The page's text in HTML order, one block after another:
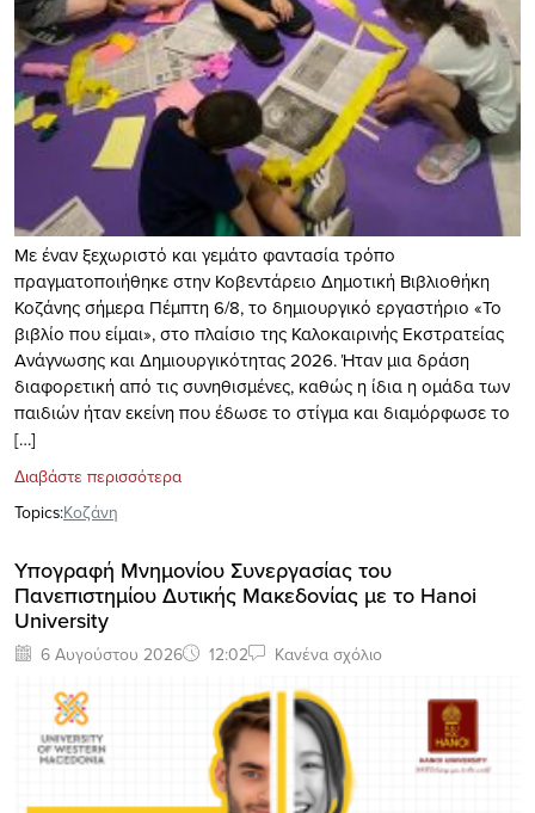
Με έναν ξεχωριστό και γεμάτο φαντασία τρόπο
πραγματοποιήθηκε στην Κοβεντάρειο Δημοτική Βιβλιοθήκη
Κοζάνης σήμερα Πέμπτη 6/8, το δημιουργικό εργαστήριο «Το
βιβλίο που είμαι», στο πλαίσιο της Καλοκαιρινής Εκστρατείας
Ανάγνωσης και Δημιουργικότητας 2026. Ήταν μια δράση
διαφορετική από τις συνηθισμένες, καθώς η ίδια η ομάδα των
παιδιών ήταν εκείνη που έδωσε το στίγμα και διαμόρφωσε το
[…]
Διαβάστε περισσότερα
Topics:Κοζάνη
Υπογραφή Μνημονίου Συνεργασίας του
Πανεπιστημίου Δυτικής Μακεδονίας με το Hanoi
University
6 Αυγούστου 2026 12:02 Κανένα σχόλιο